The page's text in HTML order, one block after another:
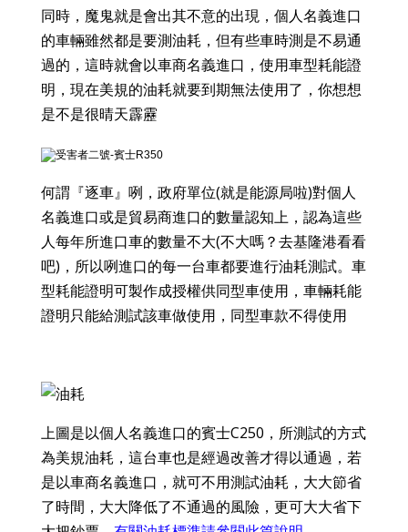
同時，魔鬼就是會出其不意的出現，個人名義進口
的車輛雖然都是要測油耗，但有些車時測是不易通
過的，這時就會以車商名義進口，使用車型耗能證
明，現在美規的油耗就要到期無法使用了，你想想
是不是很晴天霹靂
何謂『逐車』咧，政府單位(就是能源局啦)對個人
名義進口或是貿易商進口的數量認知上，認為這些
人每年所進口車的數量不大(不大嗎？去基隆港看看
吧)，所以咧進口的每一台車都要進行油耗測試。車
型耗能證明可製作成授權供同型車使用，車輛耗能
證明只能給測試該車做使用，同型車款不得使用
上圖是以個人名義進口的賓士C250，所測試的方式
為美規油耗，這台車也是經過改善才得以通過，若
是以車商名義進口，就可不用測試油耗，大大節省
了時間，大大降低了不通過的風險，更可大大省下